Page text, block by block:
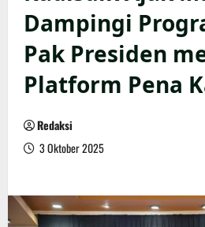
Dampingi
Pak Presiden
Platform Pena
Redaksi
3 Oktober 2025